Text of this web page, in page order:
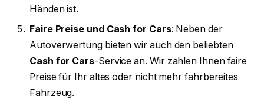
Händen ist.
Faire Preise und Cash for Cars: Neben der
Autoverwertung bieten wir auch den beliebten
Cash for Cars-Service an. Wir zahlen Ihnen faire
Preise für Ihr altes oder nicht mehr fahrbereites
Fahrzeug.